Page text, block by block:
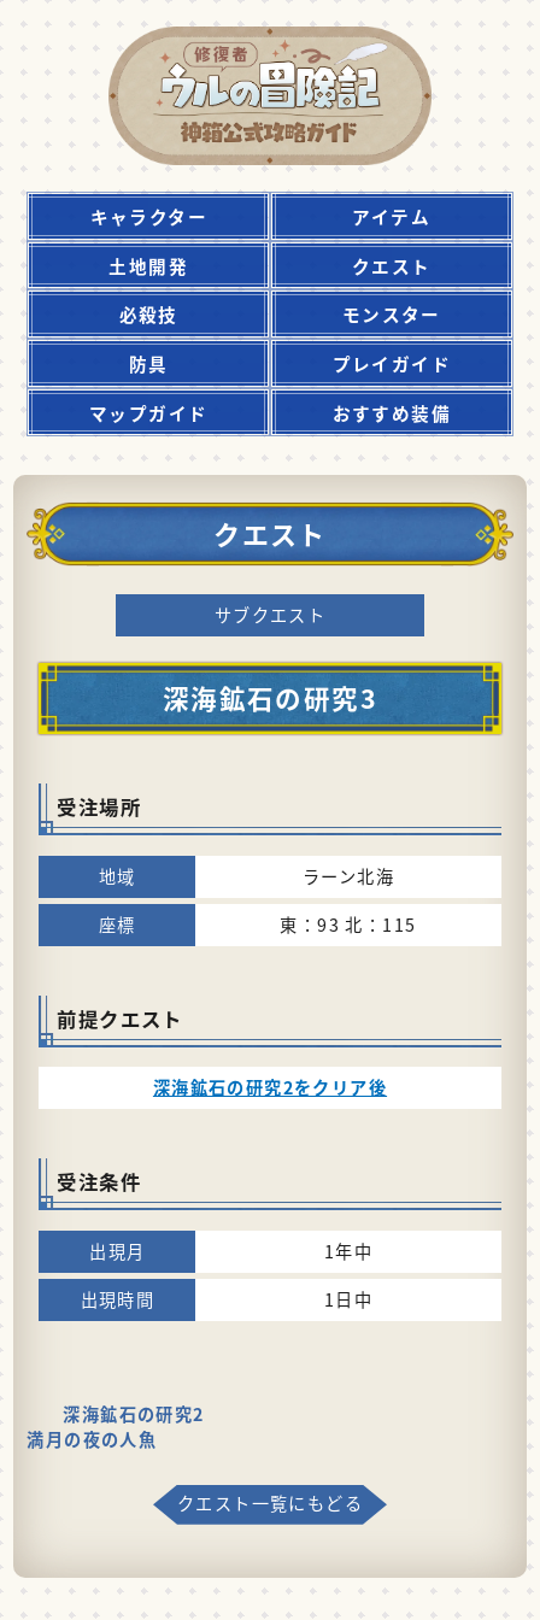
キャラクター
アイテム
土地開発
クエスト
必殺技
モンスター
防具
プレイガイド
マップガイド
おすすめ装備
クエスト
サブクエスト
深海鉱石の研究3
受注場所
ラーン北海
東：93 北：115
前提クエスト
深海鉱石の研究2をクリア後
受注条件
1年中
1日中
深海鉱石の研究2
満月の夜の人魚
クエスト一覧にもどる